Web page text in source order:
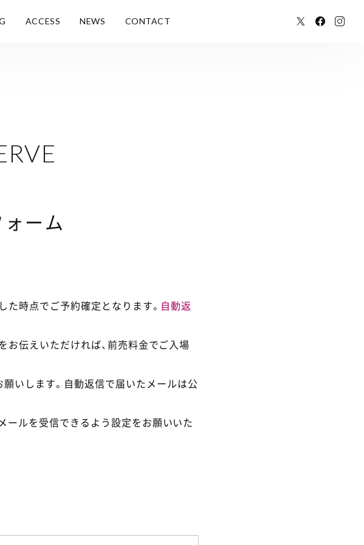
ACCESS NEWS CONTACT
ーム
時点でご予約確定となります。 自動返
お伝えいただければ、前売料金でご入場
いします。自動返信で届いたメールは公
ールを受信できるよう設定をお願いいた